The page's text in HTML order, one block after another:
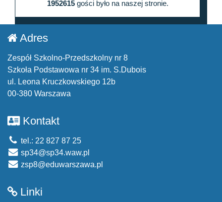
1952615gości było na naszej stronie.
Adres
Zespół Szkolno-Przedszkolny nr 8
Szkoła Podstawowa nr 34 im. S.Dubois
ul. Leona Kruczkowskiego 12b
00-380 Warszawa
Kontakt
tel.: 22 827 87 25
sp34@sp34.waw.pl
zsp8@eduwarszawa.pl
Linki